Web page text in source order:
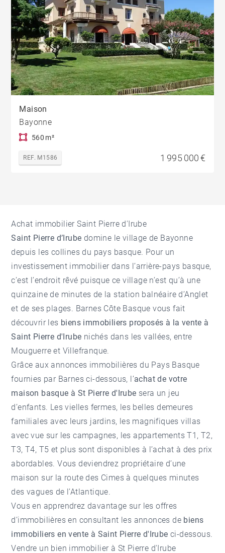
Maison
Bayonne
560 m²
REF. M1586 1 995 000 €
Achat immobilier Saint Pierre d'Irube
Saint Pierre d’Irube domine le village de Bayonne
depuis les collines du pays basque. Pour un
investissement immobilier dans l’arrière-pays basque,
c’est l’endroit rêvé puisque ce village n’est qu’à une
quinzaine de minutes de la station balnéaire d’Anglet
et de ses plages. Barnes Côte Basque vous fait
découvrir les biens immobiliers proposés à la vente à
Saint Pierre d'Irube nichés dans les vallées, entre
Mouguerre et Villefranque.
Grâce auxannonces immobilières du Pays Basque
fournies par Barnes ci-dessous, l’achat de votre
maison basque à St Pierre d'Irube sera un jeu
d’enfants. Les vielles fermes, les belles demeures
familiales avec leurs jardins, les magnifiques villas
avec vue sur les campagnes, les appartements T1, T2,
T3, T4, T5 et plus sont disponibles à l’achat à des prix
abordables. Vous deviendrez propriétaire d’une
maison sur la route des Cimes à quelques minutes
des vagues de l’Atlantique.
Vous en apprendrez davantage sur les offres
d’immobilières en consultant les annonces de biens
immobiliers en vente à Saint Pierre d'Irube ci-dessous.
Vendre un bien immobilier à St Pierre d'Irube